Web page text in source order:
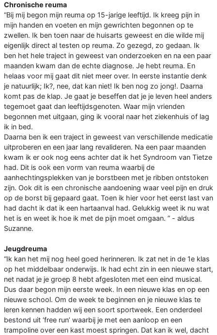
Chronische reuma
“Bij mij begon mijn reuma op 15-jarige leeftijd. Ik kreeg pijn in
mijn handen en voeten en mijn gewrichten begonnen op te
zwellen. Ik ben toen naar de huisarts geweest en die wilde mij
eigenlijk direct al testen op reuma. Zo gezegd, zo gedaan. Ik
ben het hele traject in geweest van onderzoeken en na een paar
maanden kwam dan de echte diagnose. Je hebt reuma. En
helaas voor mij gaat dit niet meer over. In eerste instantie denk
je natuurlijk; Ik?, nee, dat kan niet! Ik ben nog zo jong!. Daarna
komt pas de klap. Je gaat je beseffen dat je je leven heel anders
tegemoet gaat dan leeftijdsgenoten. Waar mijn vrienden
begonnen met uitgaan, ging ik vooral naar het ziekenhuis of lag
ik in bed.
Daarna ben ik een traject in geweest van verschillende medicatie
uitproberen en een jaar lang revalideren. Na een paar maanden
kwam ik er ook nog eens achter dat ik het Syndroom van Tietze
had. Dit is ook een vorm van reuma waarbij de
aanhechtingsplekken van je borstbeen met je ribben ontstoken
zijn. Ook dit is een chronische aandoening waar veel pijn en druk
op de borst bij gepaard gaat. Toen ik hier voor het eerst last van
had dacht ik dat ik een hartaanval had. Gelukkig weet ik nu wat
het is en weet ik hoe ik met de pijn moet omgaan. ” - aldus
Suzanne.
Jeugdreuma
“Ik kan het mij nog heel goed herinneren. Ik zat net in de 1e klas
op het middelbaar onderwijs. Ik had echt zin in een nieuwe start,
net nadat je je groep 8 hebt afgesloten met een eind musical.
Dus daar begon mijn eerste week. In een nieuwe klas en op een
nieuwe school. Om de week te beginnen en je nieuwe klas te
leren kennen hadden wij een soort sportweek. Een onderdeel
bestond uit ‘free run’ waarbij je met een aanloop en een
trampoline over een kast moest springen. Dat kan ik wel, dacht